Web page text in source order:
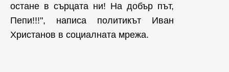
остане в сърцата ни! На добър път,
Пепи!!!", написа политикът Иван
Христанов в социалната мрежа.